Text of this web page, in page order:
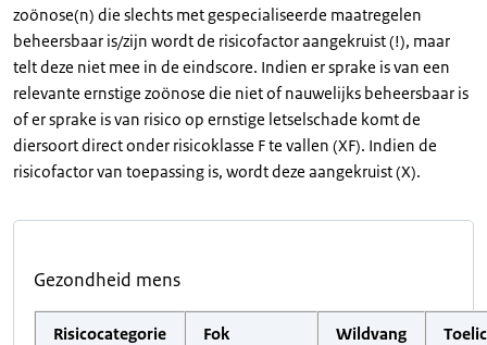
zoönose(n) die slechts met gespecialiseerde maatregelen
beheersbaar is/zijn wordt de risicofactor aangekruist (!), maar
telt deze niet mee in de eindscore. Indien er sprake is van een
relevante ernstige zoönose die niet of nauwelijks beheersbaar is
of er sprake is van risico op ernstige letselschade komt de
diersoort direct onder risicoklasse F te vallen (XF). Indien de
risicofactor van toepassing is, wordt deze aangekruist (X).
Gezondheid mens
Risicocategorie Fok Wildvang